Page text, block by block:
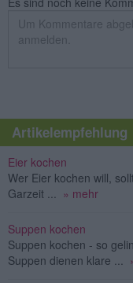
Artikelempfehlung
Eier kochen
Wer Eier kochen will,
Garzeit ...
» mehr
Suppen kochen
Suppen kochen - so
Suppen dienen klare ...